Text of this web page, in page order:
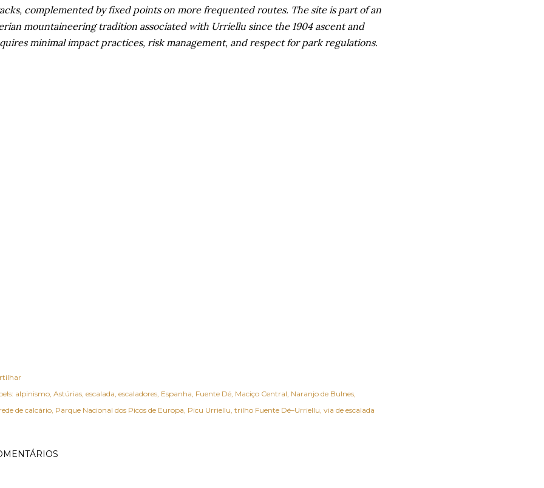
complemented by fixed points on more frequented routes. The site is part of an
mountaineering tradition associated with Urriellu since the 1904 ascent and
minimal impact practices, risk management, and respect for park regulations.
alpinismo Astúrias escalada escaladores Espanha Fuente Dé Maciço Central Naranjo de Bulnes
de calcário Parque Nacional dos Picos de Europa Picu Urriellu trilho Fuente Dé–Urriellu via de escalada